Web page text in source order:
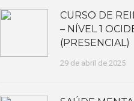
CURSO DE
– NÍVEL 1
(PRESENCIAL)
29 de abril de 2025